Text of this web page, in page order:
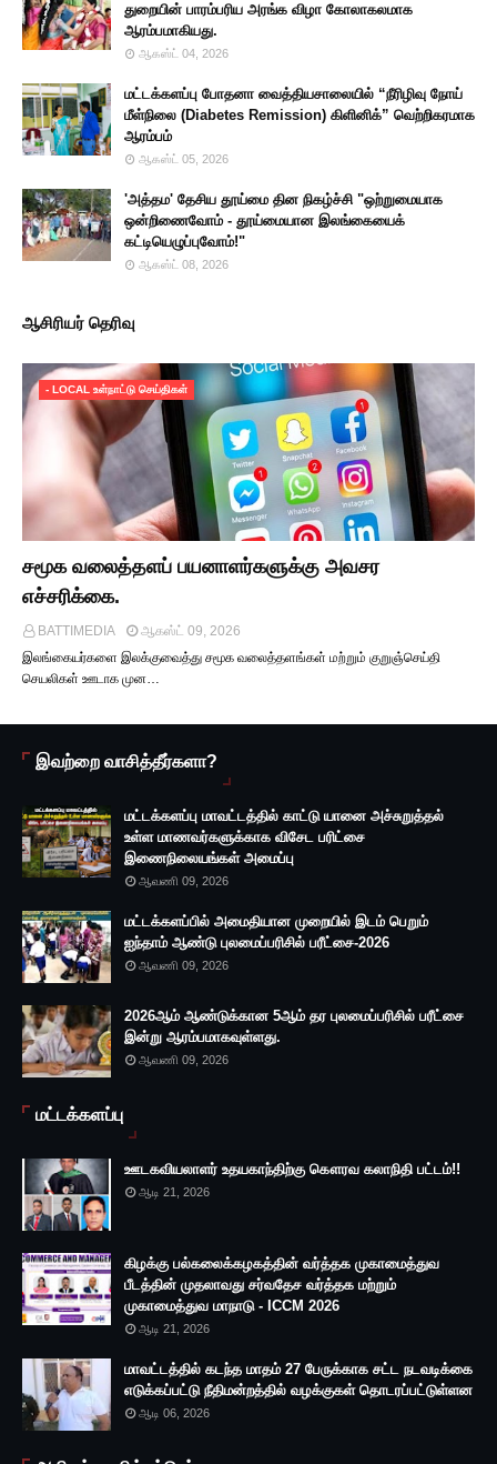
துறையின் பாரம்பரிய அரங்க விழா கோலாகலமாக
ஆரம்பமாகியது.
ஆகஸ்ட் 04, 2026
மட்டக்களப்பு போதனா வைத்தியசாலையில் “நீரிழிவு நோய்
மீள்நிலை (Diabetes Remission) கிளினிக்” வெற்றிகரமாக
ஆரம்பம்
ஆகஸ்ட் 05, 2026
'அத்தம' தேசிய தூய்மை தின நிகழ்ச்சி "ஒற்றுமையாக
ஒன்றிணைவோம் - தூய்மையான இலங்கையைக்
கட்டியெழுப்புவோம்!"
ஆகஸ்ட் 08, 2026
ஆசிரியர் தெரிவு
- LOCAL உள்நாட்டு செய்திகள்
சமூக வலைத்தளப் பயனாளர்களுக்கு அவசர
எச்சரிக்கை.
BATTIMEDIA
ஆகஸ்ட் 09, 2026
இலங்கையர்களை இலக்குவைத்து சமூக வலைத்தளங்கள் மற்றும் குறுஞ்செய்தி
செயலிகள் ஊடாக முன…
இவற்றை வாசித்தீர்களா?
மட்டக்களப்பு மாவட்டத்தில் காட்டு யானை அச்சுறுத்தல்
உள்ள மாணவர்களுக்காக விசேட பரிட்சை
இணைநிலையங்கள் அமைப்பு
ஆவணி 09, 2026
மட்டக்களப்பில் அமைதியான முறையில் இடம் பெறும்
ஐந்தாம் ஆண்டு புலமைப்பரிசில் பரீட்சை-2026
ஆவணி 09, 2026
2026ஆம் ஆண்டுக்கான 5ஆம் தர புலமைப்பரிசில் பரீட்சை
இன்று ஆரம்பமாகவுள்ளது.
ஆவணி 09, 2026
மட்டக்களப்பு
ஊடகவியலாளர் உதயகாந்திற்கு கௌரவ கலாநிதி பட்டம்!!
ஆடி 21, 2026
கிழக்கு பல்கலைக்கழகத்தின் வர்த்தக முகாமைத்துவ
பீடத்தின் முதலாவது சர்வதேச வர்த்தக மற்றும்
முகாமைத்துவ மாநாடு - ICCM 2026
ஆடி 21, 2026
மாவட்டத்தில் கடந்த மாதம் 27 பேருக்காக சட்ட நடவடிக்கை
எடுக்கப்பட்டு நீதிமன்றத்தில் வழக்குகள் தொடரப்பட்டுள்ளன
ஆடி 06, 2026